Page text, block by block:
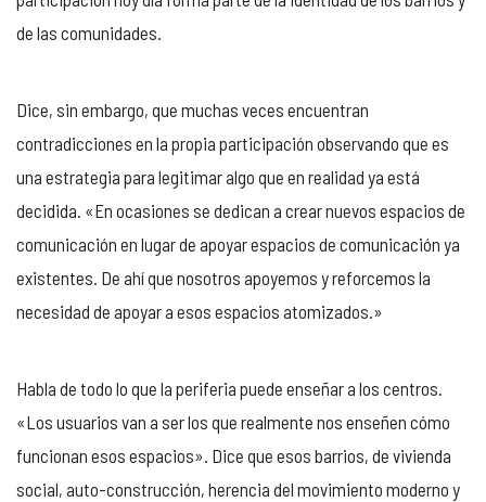
de las comunidades.
Dice, sin embargo, que muchas veces encuentran
contradicciones en la propia participación observando que es
una estrategia para legitimar algo que en realidad ya está
decidida. «En ocasiones se dedican a crear nuevos espacios de
comunicación en lugar de apoyar espacios de comunicación ya
existentes. De ahí que nosotros apoyemos y reforcemos la
necesidad de apoyar a esos espacios atomizados.»
Habla de todo lo que la periferia puede enseñar a los centros.
«Los usuarios van a ser los que realmente nos enseñen cómo
funcionan esos espacios». Dice que esos barrios, de vivienda
social, auto-construcción, herencia del movimiento moderno y